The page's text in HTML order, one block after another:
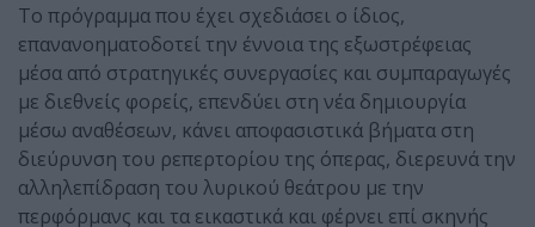
Το πρόγραμμα που έχει σχεδιάσει ο ίδιος,
επανανοηματοδοτεί την έννοια της εξωστρέφειας
μέσα από στρατηγικές συνεργασίες και συμπαραγωγές
με διεθνείς φορείς, επενδύει στη νέα δημιουργία
μέσω αναθέσεων, κάνει αποφασιστικά βήματα στη
διεύρυνση του ρεπερτορίου της όπερας, διερευνά την
αλληλεπίδραση του λυρικού θεάτρου με την
περφόρμανς και τα εικαστικά και φέρνει επί σκηνής